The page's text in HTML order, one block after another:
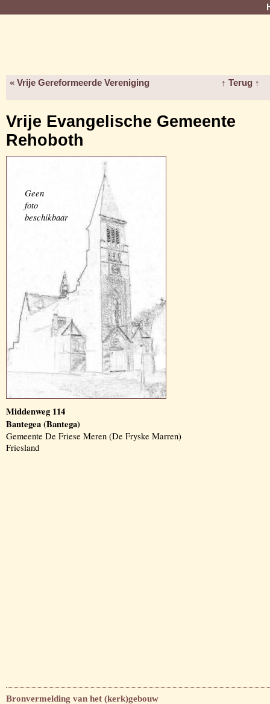
« Vrije Gereformeerde Vereniging ↑ Terug ↑
Vrije Evangelische Gemeente
Rehoboth
Geen
foto
beschikbaar
Middenweg 114
Bantegea (Bantega)
Gemeente De Friese Meren (De Fryske Marren)
Friesland
Bronvermelding van het (kerk)gebouw